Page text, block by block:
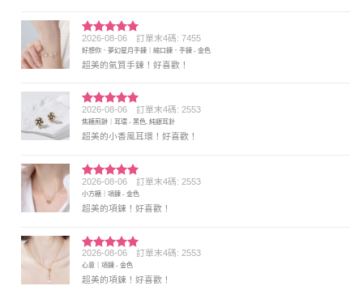
評分5滿
分 5
2026-08-06 訂單末4碼: 7455
好想你．夢幻星月手鍊｜縮口鍊．手鍊 - 金色
超美的氣質手鍊！好喜歡！
評分5 滿
分 5
2026-08-06 訂單末4碼: 2553
焦糖煎餅｜耳環 - 黑色, 純銀耳針
超美的小香風耳環！好喜歡！
評分5 滿
分 5
2026-08-06 訂單末4碼: 2553
小方糖｜項鍊 - 金色
超美的項鍊！好喜歡！
評分5 滿
分 5
2026-08-06 訂單末4碼: 2553
心意｜項鍊 - 金色
超美的項鍊！好喜歡！